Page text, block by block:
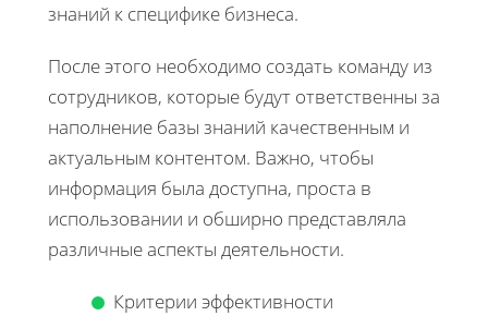
знаний к специфике бизнеса.
После этого необходимо создать команду из
сотрудников, которые будут ответственны за
наполнение базы знаний качественным и
актуальным контентом. Важно, чтобы
информация была доступна, проста в
использовании и обширно представляла
различные аспекты деятельности.
Критерии эффективности